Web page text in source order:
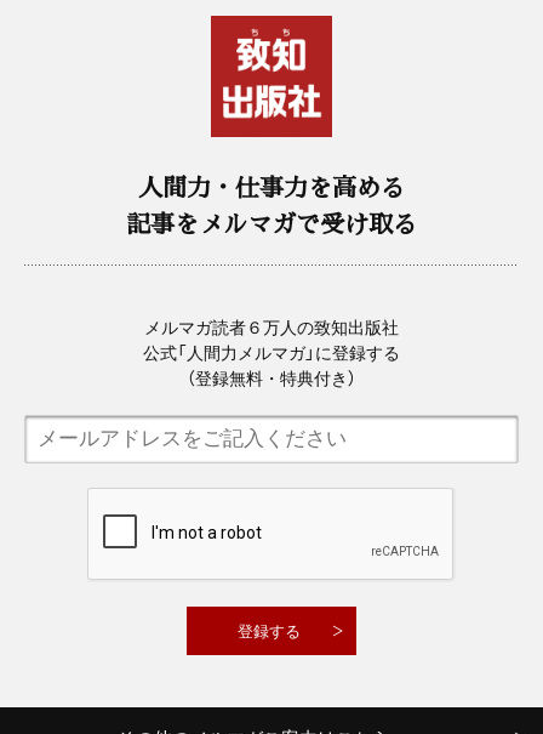
人間力・仕事力を高める
記事をメルマガで受け取る
メルマガ読者６万人の致知出版社
公式「人間力メルマガ」に登録する
（登録無料・特典付き）